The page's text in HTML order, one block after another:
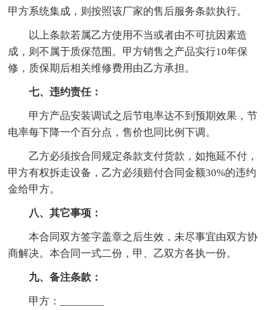
甲方系统集成，则按照该厂家的售后服务条款执行。
以上条款若属乙方使用不当或者由不可抗因素造
成，则不属于质保范围。甲方销售之产品实行10年保
修，质保期后相关维修费用由乙方承担。
七、违约责任：
甲方产品安装调试之后节电率达不到预期效果，节
电率每下降一个百分点，售价也同比例下调。
乙方必须按合同规定条款支付货款，如拖延不付，
甲方有权拆走设备，乙方必须赔付合同金额30%的违约
金给甲方。
八、其它事项：
本合同双方签字盖章之后生效，未尽事宜由双方协
商解决。本合同一式二份，甲、乙双方各执一份。
九、备注条款：
甲方：________